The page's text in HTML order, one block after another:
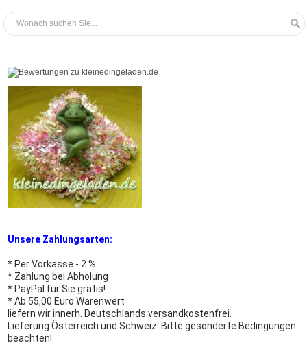
Unsere Zahlungsarten:
* Per Vorkasse - 2 %
* Zahlung bei Abholung
* PayPal für Sie gratis!
* Ab 55,00 Euro Warenwert
liefern wir innerh. Deutschlands versandkostenfrei.
Lieferung Österreich und Schweiz. Bitte gesonderte Bedingungen
beachten!